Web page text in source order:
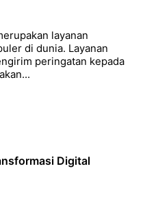
layanan
di dunia. Layanan
peringatan kepada
Digital